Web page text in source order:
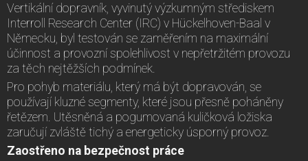
Vertikální dopravník, vyvinutý výzkumným střediskem
Interroll Research Center (IRC) v Hückelhoven-Baal v
Německu, byl testován se zaměřením na maximální
účinnost a provozní spolehlivost v nepřetržitém provozu
za těch nejtěžších podmínek.
Pro pohyb materiálu, který má být dopravován, se
používají kluzné segmenty, které jsou přesně poháněny
řetězem. Utěsněná a pogumovaná kuličková ložiska
zaručují zvláště tichý a energeticky úsporný provoz.
Zaostřeno na bezpečnost práce